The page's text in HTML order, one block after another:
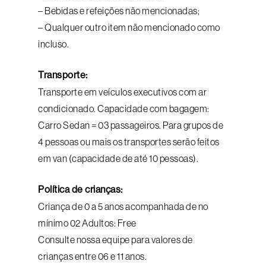
– Bebidas e refeições não mencionadas;
– Qualquer outro item não mencionado como
incluso.
Transporte:
Transporte em veículos executivos com ar
condicionado. Capacidade com bagagem:
Carro Sedan = 03 passageiros. Para grupos de
4 pessoas ou mais os transportes serão feitos
em van (capacidade de até 10 pessoas).
Política de crianças:
Criança de 0 a 5 anos acompanhada de no
mínimo 02 Adultos: Free
Consulte nossa equipe para valores de
crianças entre 06 e 11 anos.